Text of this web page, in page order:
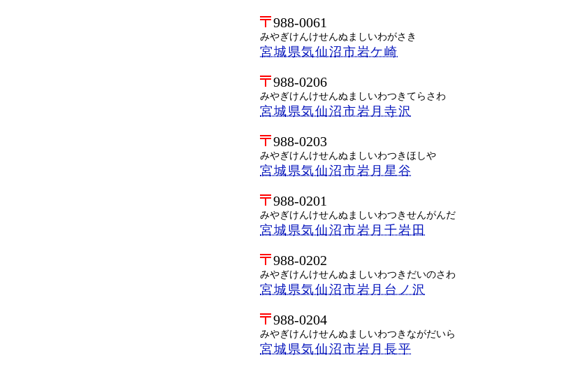
988-0061
みやぎけんけせんぬましいわがさき
宮城県気仙沼市岩ケ崎
988-0206
みやぎけんけせんぬましいわつきてらさわ
宮城県気仙沼市岩月寺沢
988-0203
みやぎけんけせんぬましいわつきほしや
宮城県気仙沼市岩月星谷
988-0201
みやぎけんけせんぬましいわつきせんがんだ
宮城県気仙沼市岩月千岩田
988-0202
みやぎけんけせんぬましいわつきだいのさわ
宮城県気仙沼市岩月台ノ沢
988-0204
みやぎけんけせんぬましいわつきながだいら
宮城県気仙沼市岩月長平